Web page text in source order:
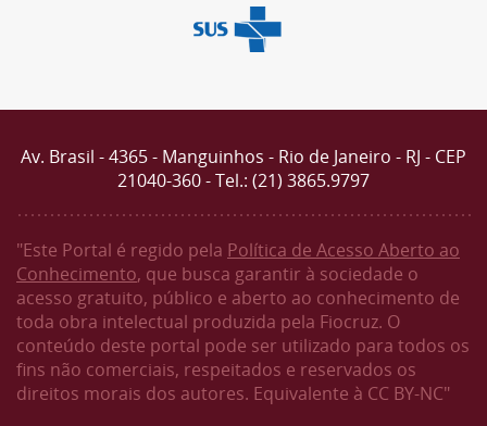
Av. Brasil - 4365 - Manguinhos - Rio de Janeiro - RJ - CEP
21040-360 - Tel.: (21) 3865.9797
"Este Portal é regido pela Política de Acesso Aberto ao
Conhecimento, que busca garantir à sociedade o
acesso gratuito, público e aberto ao conhecimento de
toda obra intelectual produzida pela Fiocruz. O
conteúdo deste portal pode ser utilizado para todos os
fins não comerciais, respeitados e reservados os
direitos morais dos autores. Equivalente à CC BY-NC"